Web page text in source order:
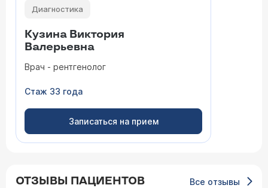
Диагностика
Кузина Виктория
Валерьевна
Врач - рентгенолог
Стаж 33 года
Записаться на прием
ОТЗЫВЫ ПАЦИЕНТОВ Все отзывы